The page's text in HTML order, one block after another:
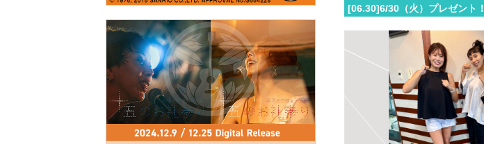
[06.30]6/30（火）プレゼント！